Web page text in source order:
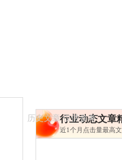
行业动态文章
近1个月点击量最高